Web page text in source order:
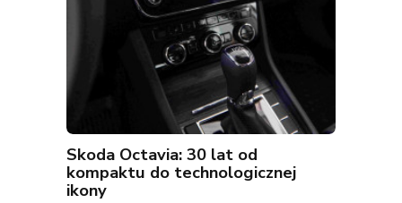
Skoda Octavia: 30 lat od
kompaktu do technologicznej
ikony